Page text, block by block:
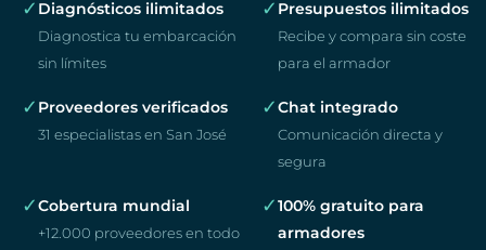
✓ Diagnósticos ilimitados
Diagnostica tu embarcación
sin límites
✓ Presupuestos ilimitados
Recibe y compara sin coste
para el armador
✓ Proveedores verificados
31 especialistas en San José
✓Chat integrado
Comunicación directa y
segura
✓Cobertura mundial
+12.000 proveedores en todo
✓100% gratuito para
armadores